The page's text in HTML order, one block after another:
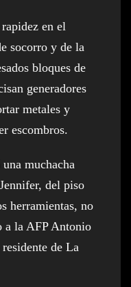
en el
socorro y de la
bloques de
generadores
metales y
escombros.
muchacha
del piso
herramientas, no
a la AFP Antonio
de La